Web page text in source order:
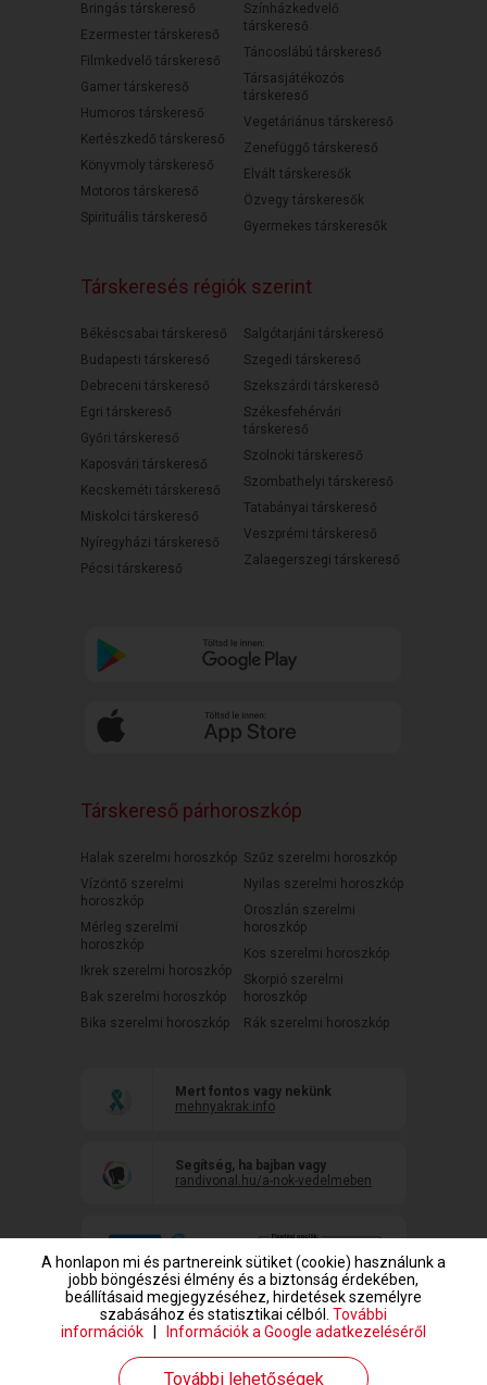
Bringás társkereső
Ezermester társkereső
Filmkedvelő társkereső
Gamer társkereső
Humoros társkereső
Kertészkedő társkereső
Könyvmoly társkereső
Motoros társkereső
Spirituális társkereső
Színházkedvelő
társkereső
Táncoslábú társkereső
Társasjátékozós
társkereső
Vegetáriánus társkereső
Zenefüggő társkereső
Elvált társkeresők
Özvegy társkeresők
Gyermekes társkeresők
Társkeresés régiók szerint
Békéscsabai társkereső
Budapesti társkereső
Debreceni társkereső
Egri társkereső
Győri társkereső
Kaposvári társkereső
Kecskeméti társkereső
Miskolci társkereső
Nyíregyházi társkereső
Pécsi társkereső
Salgótarjáni társkereső
Szegedi társkereső
Szekszárdi társkereső
Székesfehérvári
társkereső
Szolnoki társkereső
Szombathelyi társkereső
Tatabányai társkereső
Veszprémi társkereső
Zalaegerszegi társkereső
Társkereső párhoroszkóp
Halak szerelmi horoszkóp
Vízöntő szerelmi
horoszkóp
Mérleg szerelmi
horoszkóp
Ikrek szerelmi horoszkóp
Bak szerelmi horoszkóp
Bika szerelmi horoszkóp
Szűz szerelmi horoszkóp
Nyilas szerelmi horoszkóp
Oroszlán szerelmi
horoszkóp
Kos szerelmi horoszkóp
Skorpió szerelmi
horoszkóp
Rák szerelmi horoszkóp
Mert fontos vagy nekünk
mehnyakrak.info
Segítség, ha bajban vagy
randivonal.hu/a-nok-vedelmeben
www.randivonal.hu © Copyright 1999-2026 Dating Central Europe Zrt.
A honlapon mi és partnereink sütiket (cookie) használunk a
jobb böngészési élmény és a biztonság érdekében,
beállításaid megjegyzéséhez, hirdetések személyre
szabásához és statisztikai célból. További
információk
Információk a Google adatkezeléséről
További lehetőségek